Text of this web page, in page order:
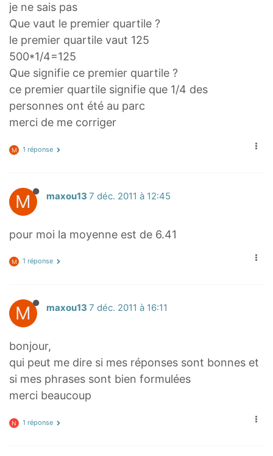
je ne sais pas
Que vaut le premier quartile ?
le premier quartile vaut 125
500*1/4=125
Que signifie ce premier quartile ?
ce premier quartile signifie que 1/4 des
personnes ont été au parc
merci de me corriger
M 1 réponse
M maxou13 7 déc. 2011 à 12:45
pour moi la moyenne est de 6.41
M 1 réponse
M maxou13 7 déc. 2011 à 16:11
bonjour,
qui peut me dire si mes réponses sont bonnes et
si mes phrases sont bien formulées
merci beaucoup
N 1 réponse